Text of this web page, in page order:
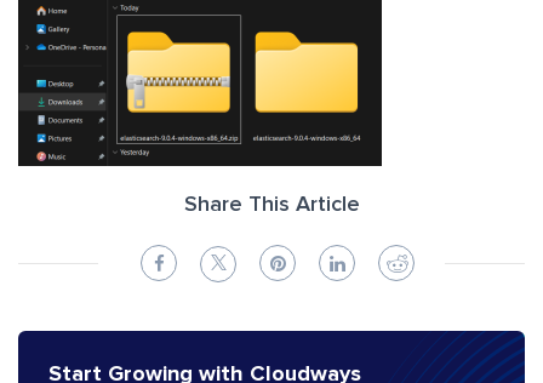
Share This Article
Start Growing with Cloudways